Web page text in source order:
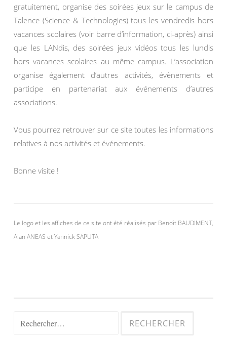
gratuitement, organise des soirées jeux sur le campus de
Talence (Science & Technologies) tous les vendredis hors
vacances scolaires (voir barre d’information, ci-après) ainsi
que les LANdis, des soirées jeux vidéos tous les lundis
hors vacances scolaires au même campus. L’association
organise également d’autres activités, évènements et
participe en partenariat aux événements d’autres
associations.
Vous pourrez retrouver sur ce site toutes les informations
relatives à nos activités et événements.
Bonne visite !
Le logo et les affiches de ce site ont été réalisés par Benoît BAUDIMENT,
Alan ANEAS et Yannick SAPUTA
Rechercher :